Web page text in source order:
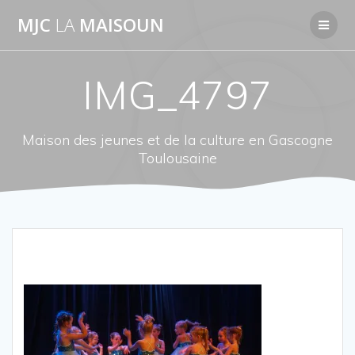
MJC LA MAISOUN
IMG_4797
Maison des jeunes et de la culture en Gascogne
Toulousaine